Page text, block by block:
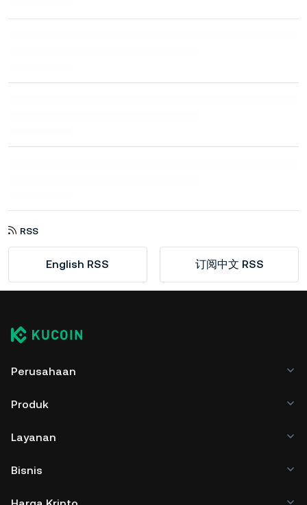
RSS
English RSS 订阅中文 RSS
Perusahaan
Produk
Layanan
Bisnis